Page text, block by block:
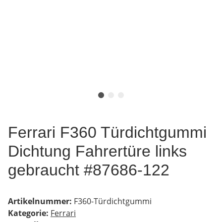
Ferrari F360 Türdichtgummi
Dichtung Fahrertüre links
gebraucht #87686-122
Artikelnummer: F360-Türdichtgummi
Kategorie: Ferrari